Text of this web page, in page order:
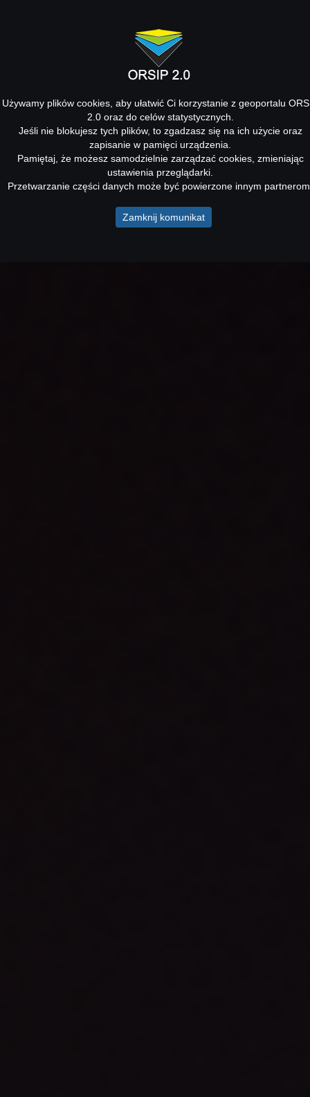
Używamy plików cookies, aby ułatwić Ci korzystanie z geoportalu
2.0 oraz do celów statystycznych.
Jeśli nie blokujesz tych plików, to zgadzasz się na ich użycie oraz
zapisanie w pamięci urządzenia.
Pamiętaj, że możesz samodzielnie zarządzać cookies, zmieniając
ustawienia przeglądarki.
Przetwarzanie części danych może być powierzone innym
Zamknij komunikat